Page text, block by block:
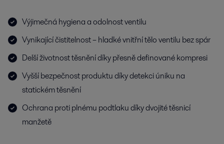
Výjimečná hygiena a odolnost ventilu
Vynikající čistitelnost – hladké vnitřní tělo ventilu bez spár
Delší životnost těsnění díky přesně definované kompresi
Vyšší bezpečnost produktu díky detekci úniku na
statickém těsnění
Ochrana proti plnému podtlaku díky dvojité těsnicí
manžetě